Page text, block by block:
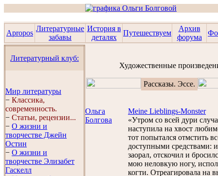
Apropos
Литературные
забавы
История в
деталях
Путешествуем
Архив
форума
Литературный клуб:
Мир литературы
− Классика,
современность.
− Статьи, рецензии...
− О жизни и
творчестве Джейн
Остин
− О жизни и
творчестве Элизабет
Гaскелл
Художественные
Рассказы. Эссе.
Ольга
Болгова
Meine Lieblings-Monster
«Утром со всей дури
наступила на хвост
тот попытался отмстить
доступными средствами:
заорал, отскочил и
мою неловкую ногу,
когти. Отреагировала на